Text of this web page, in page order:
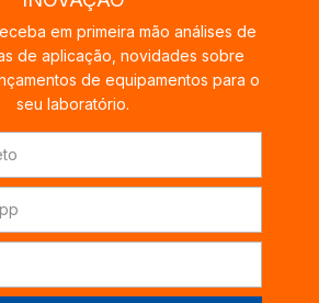
em primeira mão análises de
de aplicação, novidades sobre
de equipamentos para o
seu laboratório.